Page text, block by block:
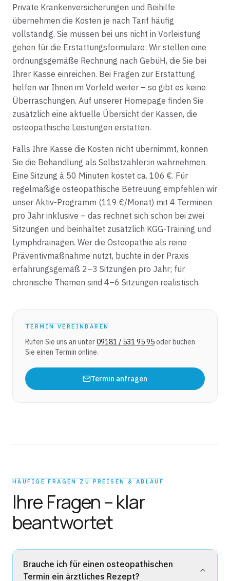
Private Krankenversicherungen und Beihilfe
übernehmen die Kosten je nach Tarif häufig
vollständig. Sie müssen bei uns nicht in Vorleistung
gehen für die Erstattungsformulare: Wir stellen eine
ordnungsgemäße Rechnung nach GebüH, die Sie bei
Ihrer Kasse einreichen. Bei Fragen zur Erstattung
helfen wir Ihnen im Vorfeld weiter – so gibt es keine
Überraschungen. Auf unserer Homepage finden Sie
zusätzlich eine aktuelle Übersicht der Kassen, die
osteopathische Leistungen erstatten.
Falls Ihre Kasse die Kosten nicht übernimmt, können
Sie die Behandlung als Selbstzahler:in wahrnehmen.
Eine Sitzung à 50 Minuten kostet ca. 106 €. Für
regelmäßige osteopathische Betreuung empfehlen wir
unser Aktiv-Programm (119 €/Monat) mit 4 Terminen
pro Jahr inklusive – das rechnet sich schon bei zwei
Sitzungen und beinhaltet zusätzlich KGG-Training und
Lymphdrainagen. Wer die Osteopathie als reine
Präventivmaßnahme nutzt, buchte in der Praxis
erfahrungsgemäß 2–3 Sitzungen pro Jahr; für
chronische Themen sind 4–6 Sitzungen realistisch.
TERMIN VEREINBAREN
Rufen Sie uns an unter09181 / 531 95 95oder buchen
Sie einen Termin online.
Termin anfragen
HÄUFIGE FRAGEN ZU PREISEN & ABLAUF
Ihre Fragen – klar
beantwortet
Brauche ich für einen osteopathischen
Termin ein ärztliches Rezept?